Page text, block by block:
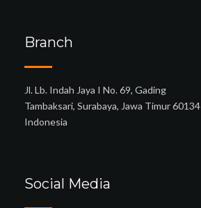
Branch
Jl. Lb. Indah Jaya I No. 69, Gading
Tambaksari, Surabaya, Jawa Timur 60134
Indonesia
Social Media